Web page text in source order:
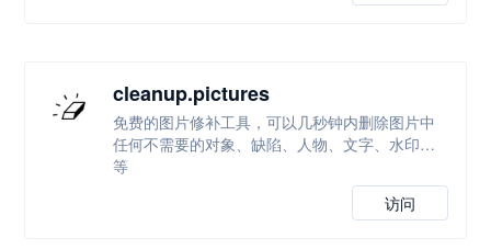
cleanup.pictures
免费的图片修补工具，可以几秒钟内删除图片中
任何不需要的对象、缺陷、人物、文字、水印等
等
访问